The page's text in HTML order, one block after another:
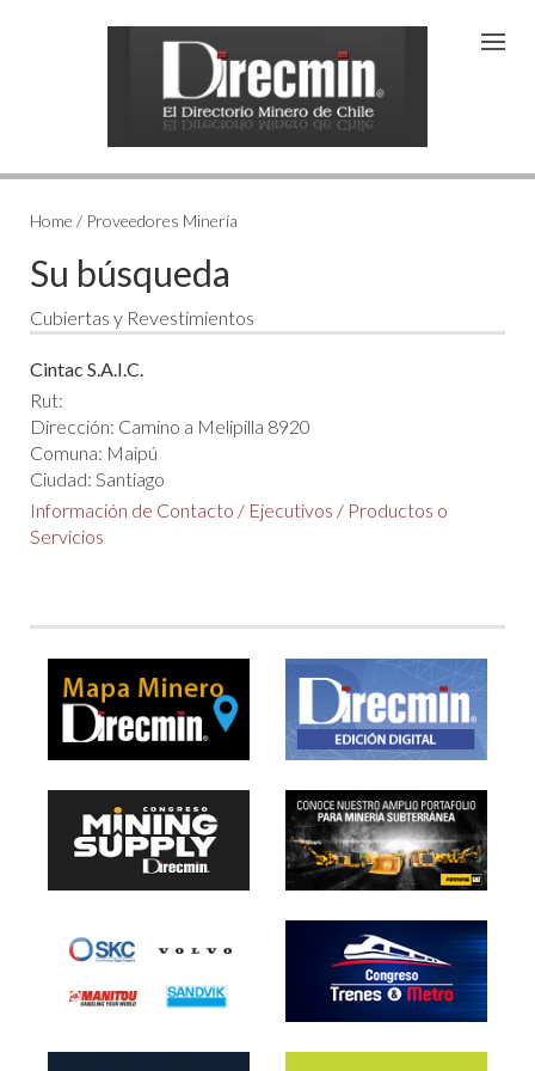
Home / Proveedores Minería
Su búsqueda
Cubiertas y Revestimientos
Cintac S.A.I.C.
Rut:
Dirección: Camino a Melipilla 8920
Comuna: Maipú
Ciudad: Santiago
Información de Contacto / Ejecutivos / Productos o
Servicios